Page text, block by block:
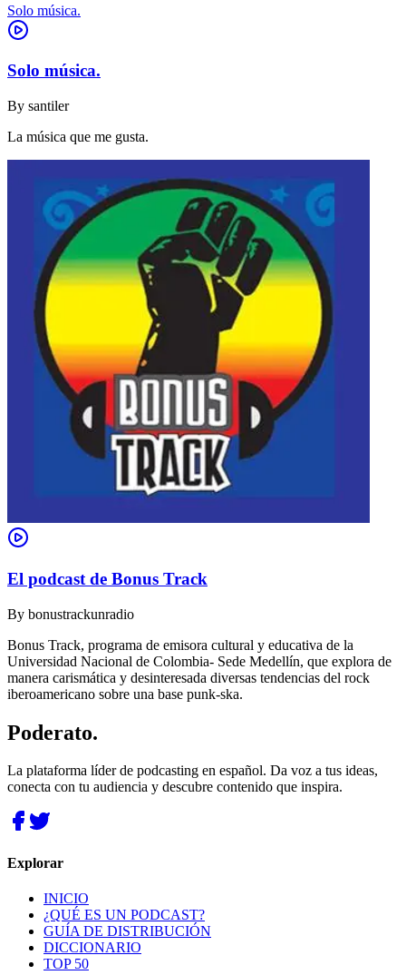
Solo música.
Solo música.
By santiler
La música que me gusta.
El podcast de Bonus Track
By bonustrackunradio
Bonus Track, programa de emisora cultural y educativa de la
Universidad Nacional de Colombia- Sede Medellín, que explora de
manera carismática y desinteresada diversas tendencias del rock
iberoamericano sobre una base punk-ska.
Poderato.
La plataforma líder de podcasting en español. Da voz a tus ideas,
conecta con tu audiencia y descubre contenido que inspira.
Explorar
INICIO
¿QUÉ ES UN PODCAST?
GUÍA DE DISTRIBUCIÓN
DICCIONARIO
TOP 50